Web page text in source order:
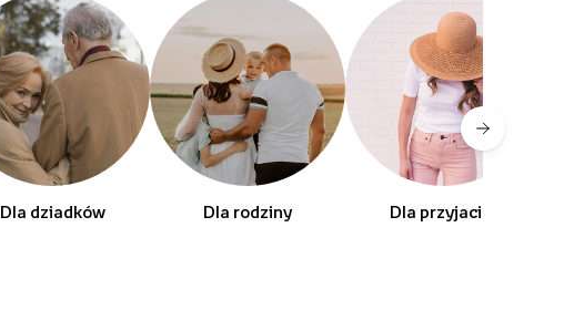
Dla dziadków Dla rodziny Dla przyjaciól